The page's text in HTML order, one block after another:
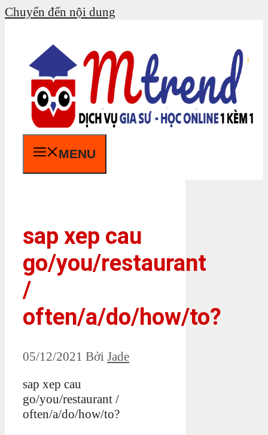
Chuyển đến nội dung
MENU
sap xep cau
go/you/restaurant
/
often/a/do/how/to?
05/12/2021 Bởi Jade
sap xep cau
go/you/restaurant /
often/a/do/how/to?